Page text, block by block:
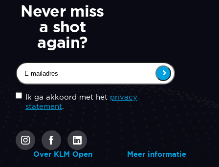
Never miss
a shot
again?
Email(Vereist)
Untitled (Vereist)
Ik ga akkoord met het privacy
statement.
Over KLM Open Meer informatie